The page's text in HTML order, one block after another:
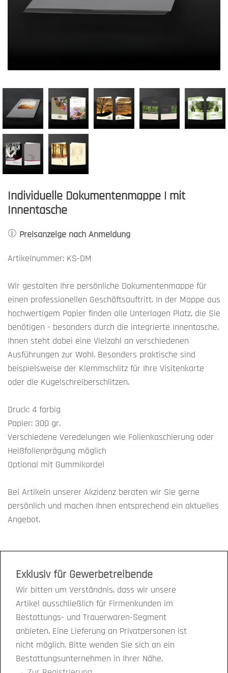
Individuelle Dokumentenmappe | mit
Innentasche
Preisanzeige nach Anmeldung
Artikelnummer: KS-DM
Wir gestalten Ihre persönliche Dokumentenmappe für
einen professionellen Geschäftsauftritt. In der Mappe aus
hochwertigem Papier finden alle Unterlagen Platz, die Sie
benötigen - besonders durch die integrierte Innentasche.
Ihnen steht dabei eine Vielzahl an verschiedenen
Ausführungen zur Wahl. Besonders praktische sind
beispielsweise der Klemmschlitz für Ihre Visitenkarte
oder die Kugelschreiberschlitzen.
Druck: 4 farbig
Papier: 300 gr.
Verschiedene Veredelungen wie Folienkaschierung oder
Heißfolienprägung möglich
Optional mit Gummikordel
Bei Artikeln unserer Akzidenz beraten wir Sie gerne
persönlich und machen Ihnen entsprechend ein aktuelles
Angebot.
Exklusiv für Gewerbetreibende
Wir bitten um Verständnis, dass wir unsere
Artikel ausschließlich für Firmenkunden im
Bestattungs- und Trauerwaren-Segment
anbieten. Eine Lieferung an Privatpersonen ist
nicht möglich. Bitte wenden Sie sich an ein
Bestattungsunternehmen in Ihrer Nähe.